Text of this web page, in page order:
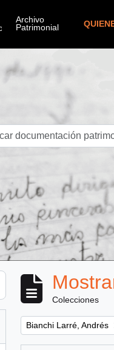
Colecciones
Remove filter:
Bianchi Larré, Andrés